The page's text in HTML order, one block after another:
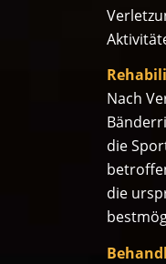
Nach
die
die